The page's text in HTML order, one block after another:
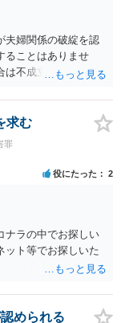
夫婦関係の破綻を認
ることはありませ
は不成立になり」、
、夫が離婚に前向き
りません（極端な話
」として提示された
れません）。た
てしまうと、逆に
調停不成立にして
が近道であること
相談・依頼した方が
求む
罪
役にたった 2
ナラの中でお探しい
ット等でお探しいた
められる